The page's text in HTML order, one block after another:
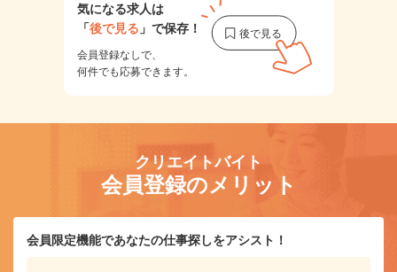
気になる求人は
「後で見る 」で保存！
会員登録なしで、
何件でも応募できます。
クリエイトバイト
会員登録のメリット
会員限定機能であなたの仕事探しをアシスト！